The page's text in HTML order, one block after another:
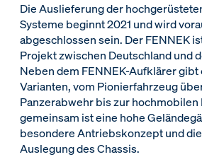
Die Auslieferung der
Systeme beginnt 2021 und wird
abgeschlossen sein. Der FENNEK
Projekt zwischen Deutschland und
Neben dem FENNEK-Aufklärer gibt
Varianten, vom Pionierfahrzeug
Panzerabwehr bis zur hochmobilen
gemeinsam ist eine hohe
besondere Antriebskonzept und
Auslegung des Chassis.